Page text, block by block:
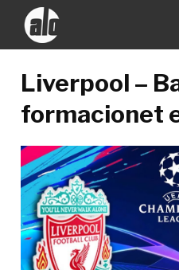
Liverpool –
formacionet